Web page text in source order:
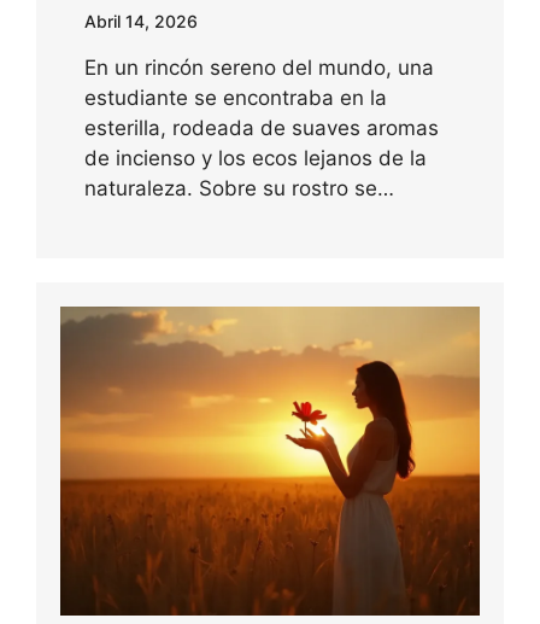
Abril 14, 2026
En un rincón sereno del mundo, una
estudiante se encontraba en la
esterilla, rodeada de suaves aromas
de incienso y los ecos lejanos de la
naturaleza. Sobre su rostro se…